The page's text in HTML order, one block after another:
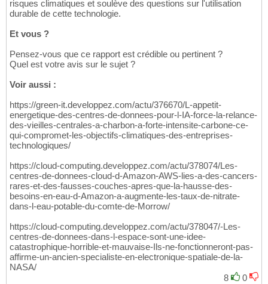
risques climatiques et soulève des questions sur l'utilisation
durable de cette technologie.
Et vous ?
Pensez-vous que ce rapport est crédible ou pertinent ?
Quel est votre avis sur le sujet ?
Voir aussi :
https://green-it.developpez.com/actu/376670/L-appetit-
energetique-des-centres-de-donnees-pour-l-IA-force-la-relance-
des-vieilles-centrales-a-charbon-a-forte-intensite-carbone-ce-
qui-compromet-les-objectifs-climatiques-des-entreprises-
technologiques/
https://cloud-computing.developpez.com/actu/378074/Les-
centres-de-donnees-cloud-d-Amazon-AWS-lies-a-des-cancers-
rares-et-des-fausses-couches-apres-que-la-hausse-des-
besoins-en-eau-d-Amazon-a-augmente-les-taux-de-nitrate-
dans-l-eau-potable-du-comte-de-Morrow/
https://cloud-computing.developpez.com/actu/378047/-Les-
centres-de-donnees-dans-l-espace-sont-une-idee-
catastrophique-horrible-et-mauvaise-Ils-ne-fonctionneront-pas-
affirme-un-ancien-specialiste-en-electronique-spatiale-de-la-
NASA/
8
0